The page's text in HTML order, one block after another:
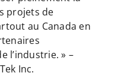
projets de
au Canada en
l’industrie. » –
Inc.